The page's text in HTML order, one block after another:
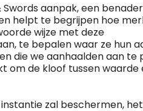
aanpak, een
helpt te begrijpen hoe
wijze met deze
te bepalen waar ze hun
die we aanhaalden aan te
om de kloof tussen
zal beschermen,